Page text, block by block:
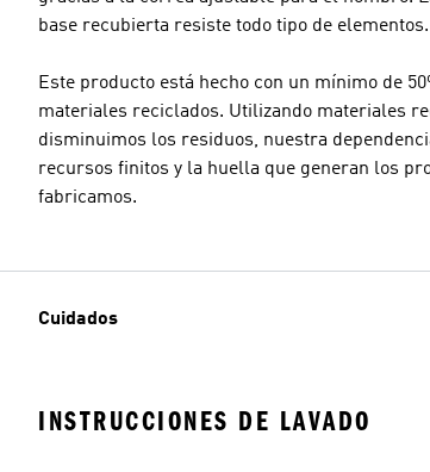
base recubierta resiste todo tipo de elementos.
Este producto está hecho con un mínimo de
materiales reciclados. Utilizando materiales
disminuimos los residuos, nuestra
recursos finitos y la huella que generan los
fabricamos.
Cuidados
INSTRUCCIONES DE LAVADO